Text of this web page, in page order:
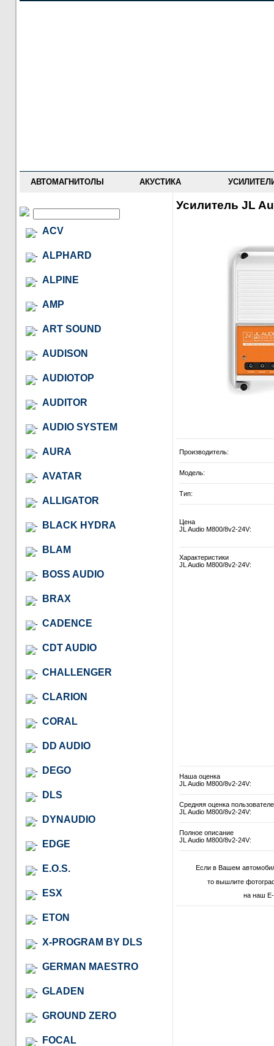
АВТОМАГНИТОЛЫ АКУСТИКА
ACV
ALPHARD
ALPINE
AMP
ART SOUND
AUDISON
AUDIOTOP
AUDITOR
AUDIO SYSTEM
AURA
AVATAR
ALLIGATOR
BLACK HYDRA
BLAM
BOSS AUDIO
BRAX
CADENCE
CDT AUDIO
CHALLENGER
CLARION
CORAL
DD AUDIO
DEGO
DLS
DYNAUDIO
EDGE
E.O.S.
ESX
ETON
X-PROGRAM BY DLS
GERMAN MAESTRO
GLADEN
GROUND ZERO
FOCAL
Усилитель JL
Производитель:
Модель:
Тип:
Цена
JL Audio M800/8v2-24V:
Характеристики
JL Audio M800/8v2-24V:
Наша оценка
JL Audio M800/8v2-24V:
Средняя оценка
JL Audio M800/8v2-24V:
Полное описание
JL Audio M800/8v2-24V:
Если в Вашем
то вышлите
на наш